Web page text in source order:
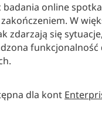
online
W
zdarzają się
dla kont